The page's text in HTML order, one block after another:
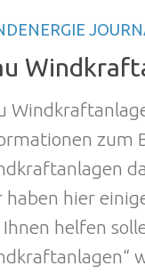
zum
haben hier
helfen